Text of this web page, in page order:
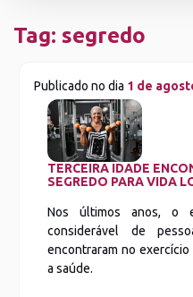
Tag: segredo
Publicado no dia 1 de
TERCEIRA IDADE
SEGREDO PARA VIDA
Nos últimos anos, o
considerável de
encontraram no
a saúde.